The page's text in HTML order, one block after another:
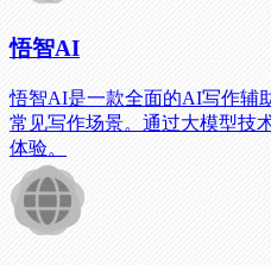
悟智AI
悟智AI是一款全面的AI写作辅
常见写作场景。通过大模型技
体验。